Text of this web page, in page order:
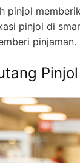
pinjol
pinjol di
pinjaman.
Pinjol